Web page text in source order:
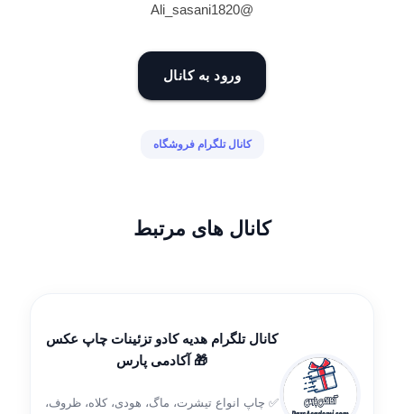
@Ali_sasani1820
ورود به کانال
کانال تلگرام فروشگاه
کانال های مرتبط
کانال تلگرام هدیه کادو تزئینات چاپ عکس
🎁 آکادمی پارس
✅ چاپ انواع تیشرت، ماگ، هودی، کلاه، ظروف،